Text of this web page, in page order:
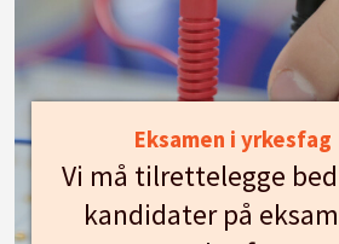
Eksamen i yrkesfag
Vi må tilrettelegge
kandidater på